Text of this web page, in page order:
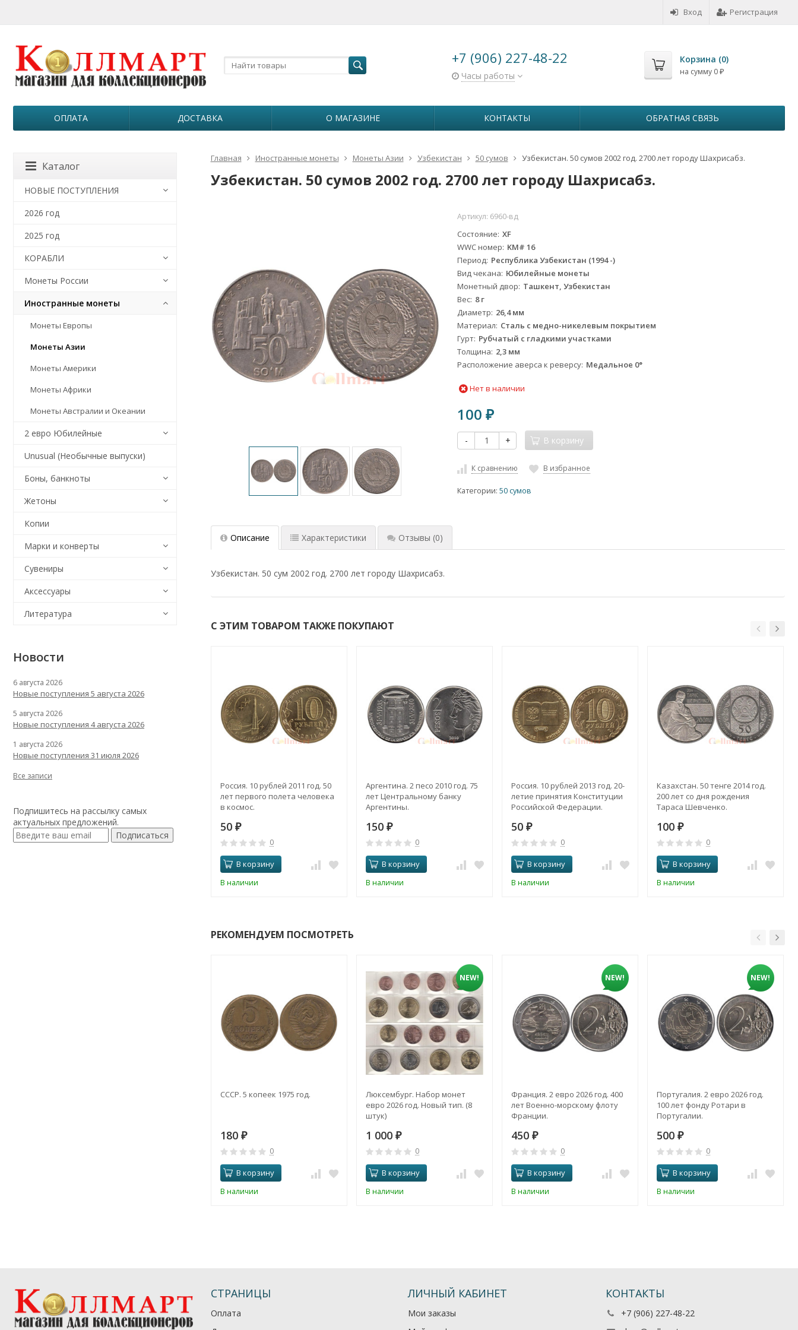
Вход Регистрация
+7 (906) 227-48-22
Часы работы
Корзина (0)
на сумму 0 ₽
ОПЛАТА ДОСТАВКА О МАГАЗИНЕ КОНТАКТЫ ОБРАТНАЯ СВЯЗЬ
Главная Иностранные монеты Монеты Азии Узбекистан 50 сумов Узбекистан. 50 сумов 2002 год. 2700 лет городу Шахрисабз.
Узбекистан. 50 сумов 2002 год. 2700 лет городу Шахрисабз.
Артикул: 6960-вд
Состояние XF
WWC номер KM# 16
Период Республика Узбекистан (1994 -)
Вид чекана Юбилейные монеты
Монетный двор Ташкент, Узбекистан
Вес 8 г
Диаметр 26,4 мм
Материал Сталь с медно-никелевым покрытием
Гурт Рубчатый с гладкими участками
Толщина 2,3 мм
Расположение аверса к реверсу Медальное 0°
Нет в наличии
100₽
- + В корзину
К сравнению В избранное
Категории:50 сумов
Описание Характеристики Отзывы (0)
Узбекистан. 50 сум 2002 год. 2700 лет городу Шахрисабз.
С ЭТИМ ТОВАРОМ ТАКЖЕ ПОКУПАЮТ
Россия. 10 рублей 2011 год. 50
лет первого полета человека
в космос.
50 ₽
0
В корзину
В наличии
Аргентина. 2 песо 2010 год. 75
лет Центральному банку
Аргентины.
150 ₽
0
В корзину
В наличии
Россия. 10 рублей 2013 год. 20-
летие принятия Конституции
Российской Федерации.
50 ₽
0
В корзину
В наличии
Казахстан. 50 тенге 2014 год.
200 лет со дня рождения
Тараса Шевченко.
100 ₽
0
В корзину
В наличии
РЕКОМЕНДУЕМ ПОСМОТРЕТЬ
СССР. 5 копеек 1975 год.
180 ₽
0
В корзину
В наличии
NEW!
Люксембург. Набор монет
евро 2026 год. Новый тип. (8
штук)
1 000 ₽
0
В корзину
В наличии
NEW!
Франция. 2 евро 2026 год. 400
лет Военно-морскому флоту
Франции.
450 ₽
0
В корзину
В наличии
NEW!
Португалия. 2 евро 2026 год.
100 лет фонду Ротари в
Португалии.
500 ₽
0
В корзину
В наличии
Каталог
НОВЫЕ ПОСТУПЛЕНИЯ
2026 год
2025 год
КОРАБЛИ
Монеты России
Иностранные монеты
Монеты Европы
Монеты Азии
Монеты Америки
Монеты Африки
Монеты Австралии и Океании
2 евро Юбилейные
Unusual (Необычные выпуски)
Боны, банкноты
Жетоны
Копии
Марки и конверты
Сувениры
Аксессуары
Литература
Новости
6 августа 2026
Новые поступления 5 августа 2026
5 августа 2026
Новые поступления 4 августа 2026
1 августа 2026
Новые поступления 31 июля 2026
Все записи
Подпишитесь на рассылку самых
актуальных предложений.
Подписаться
СТРАНИЦЫ
Оплата
ЛИЧНЫЙ КАБИНЕТ
Мои заказы
КОНТАКТЫ
+7 (906) 227-48-22